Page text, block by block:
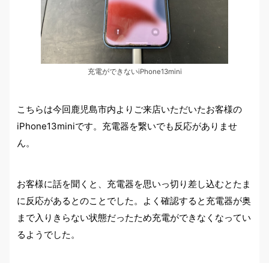
充電ができないiPhone13mini
こちらは今回鹿児島市内よりご来店いただいたお客様の
iPhone13miniです。充電器を繋いでも反応がありませ
ん。
お客様に話を聞くと、充電器を思いっ切り差し込むとたま
に反応があるとのことでした。よく確認すると充電器が奥
まで入りきらない状態だったため充電ができなくなってい
るようでした。